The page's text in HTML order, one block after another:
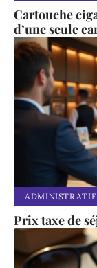
Cartouche
d’une seule
ADMINISTRATIF
Prix taxe de